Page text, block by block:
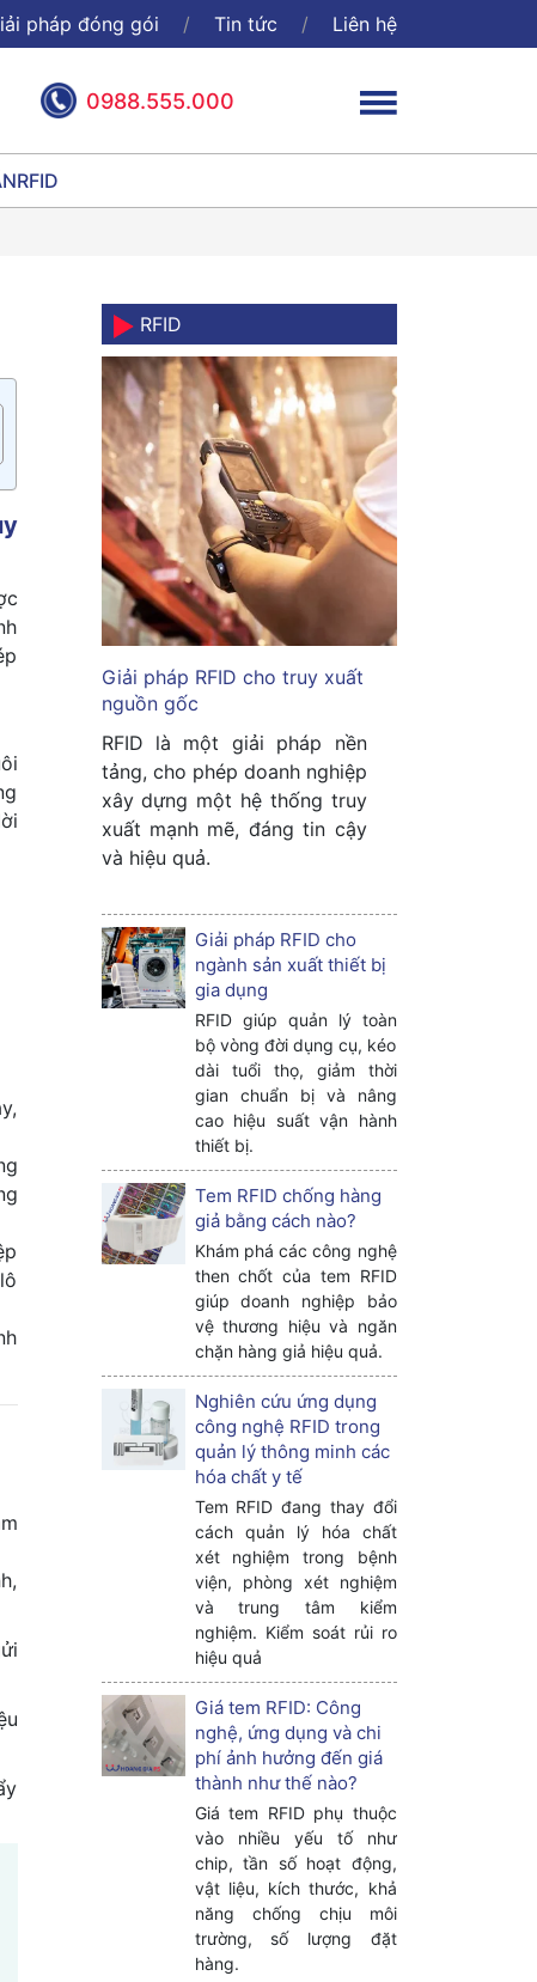
pháp đóng gói Tin tức Liên hệ
0988.555.000
RFID
RFID
Giải pháp RFID cho truy xuất
nguồn gốc
RFID là một giải pháp nền
tảng, cho phép doanh nghiệp
xây dựng một hệ thống truy
xuất mạnh mẽ, đáng tin cậy
và hiệu quả.
Giải pháp RFID cho
ngành sản xuất thiết bị
gia dụng
RFID giúp quản lý toàn
bộ vòng đời dụng cụ, kéo
dài tuổi thọ, giảm thời
gian chuẩn bị và nâng
cao hiệu suất vận hành
thiết bị.
Tem RFID chống hàng
giả bằng cách nào?
Khám phá các công nghệ
then chốt của tem RFID
giúp doanh nghiệp bảo
vệ thương hiệu và ngăn
chặn hàng giả hiệu quả.
Nghiên cứu ứng dụng
công nghệ RFID trong
quản lý thông minh các
hóa chất y tế
Tem RFID đang thay đổi
cách quản lý hóa chất
xét nghiệm trong bệnh
viện, phòng xét nghiệm
và trung tâm kiểm
nghiệm. Kiểm soát rủi ro
hiệu quả
Giá tem RFID: Công
nghệ, ứng dụng và chi
phí ảnh hưởng đến giá
thành như thế nào?
Giá tem RFID phụ thuộc
vào nhiều yếu tố như
chip, tần số hoạt động,
vật liệu, kích thước, khả
năng chống chịu môi
trường, số lượng đặt
hàng.